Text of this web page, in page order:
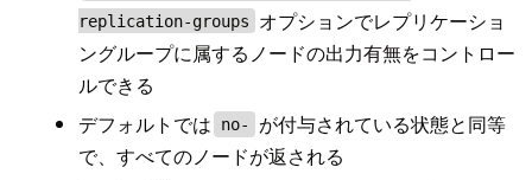
replication-groups
オプションでレプリケーショ
ングループに属するノードの出力有無をコントロー
ルできる
デフォルトでは
no-
が付与されている状態と同等
で、すべてのノードが返される